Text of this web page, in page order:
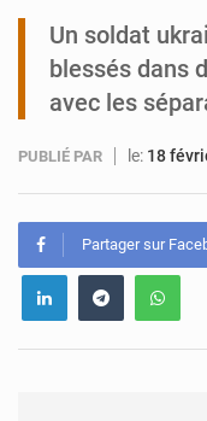
Un soldat
blessés dans
avec les
PUBLIÉ PAR le: 18
Partager sur